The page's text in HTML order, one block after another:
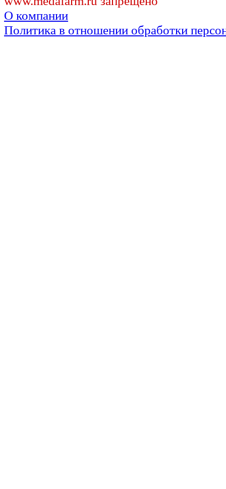
О компании
Политика в отношении обработки